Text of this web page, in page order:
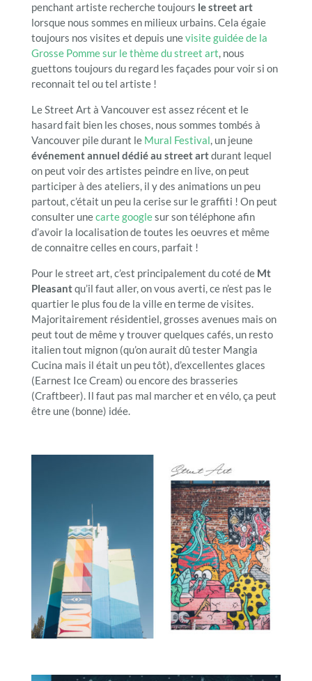
penchant artiste recherche toujours le street art
lorsque nous sommes en milieux urbains. Cela égaie
toujours nos visites et depuis unevisite guidée de la
Grosse Pomme sur le thème du street art, nous
guettons toujours du regard les façades pour voir si on
reconnait tel ou tel artiste !
Le Street Art à Vancouver est assez récent et le
hasard fait bien les choses, nous sommes tombés à
Vancouver pile durant le Mural Festival, un jeune
événement annuel dédié au street artdurant lequel
on peut voir des artistes peindre en live, on peut
participer à des ateliers, il y des animations un peu
partout, c’était un peu la cerise sur le graffiti ! On peut
consulter unecarte googlesur son téléphone afin
d’avoir la localisation de toutes les oeuvres et même
de connaitre celles en cours, parfait !
Pour le street art, c’est principalement du coté de Mt
Pleasantqu’il faut aller, on vous averti, ce n’est pas le
quartier le plus fou de la ville en terme de visites.
Majoritairement résidentiel, grosses avenues mais on
peut tout de même y trouver quelques cafés, un resto
italien tout mignon (qu’on aurait dû tester Mangia
Cucina mais il était un peu tôt), d’excellentes glaces
(Earnest Ice Cream) ou encore des brasseries
(Craftbeer). Il faut pas mal marcher et en vélo, ça peut
être une (bonne) idée.